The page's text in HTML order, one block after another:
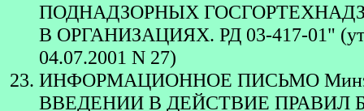
ПОДНАДЗОРНЫХ
В ОРГАНИЗАЦИЯХ. РД 03-417-01"
04.07.2001 N 27)
ИНФОРМАЦИОННОЕ ПИСЬМО
ВВЕДЕНИИ В ДЕЙСТВИЕ